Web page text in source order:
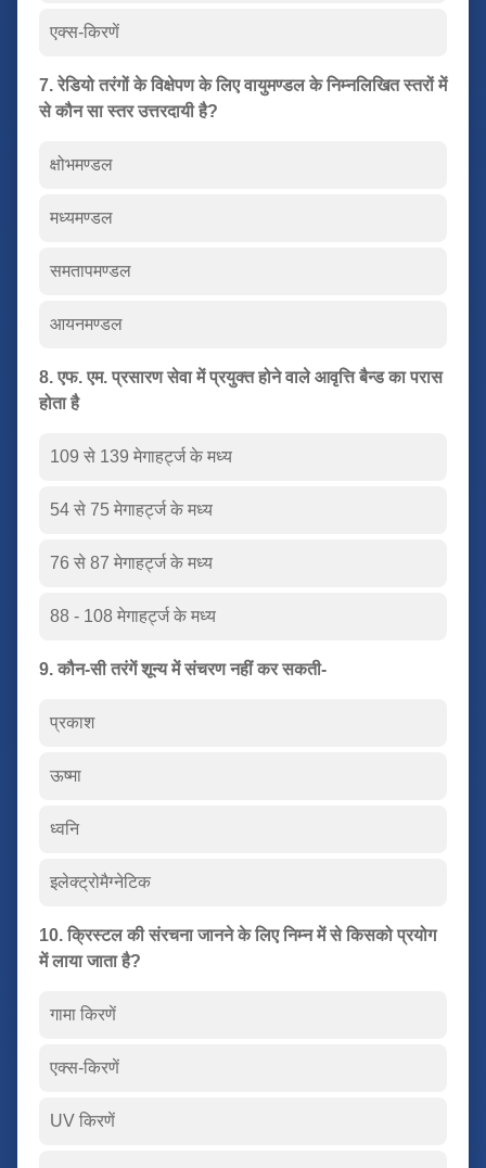
एक्स-किरणें
7. रेडियो तरंगों के विक्षेपण के लिए वायुमण्डल के निम्नलिखित स्तरों में
से कौन सा स्तर उत्तरदायी है?
क्षोभमण्डल
मध्यमण्डल
समतापमण्डल
आयनमण्डल
8. एफ. एम. प्रसारण सेवा में प्रयुक्त होने वाले आवृत्ति बैन्ड का परास
होता है
109 से 139 मेगाहर्ट्ज के मध्य
54 से 75 मेगाहर्ट्ज के मध्य
76 से 87 मेगाहर्ट्ज के मध्य
88 - 108 मेगाहर्ट्ज के मध्य
9. कौन-सी तरंगें शून्य में संचरण नहीं कर सकती-
प्रकाश
ऊष्मा
ध्वनि
इलेक्ट्रोमैग्नेटिक
10. क्रिस्टल की संरचना जानने के लिए निम्न में से किसको प्रयोग
में लाया जाता है?
गामा किरणें
एक्स-किरणें
UV किरणें